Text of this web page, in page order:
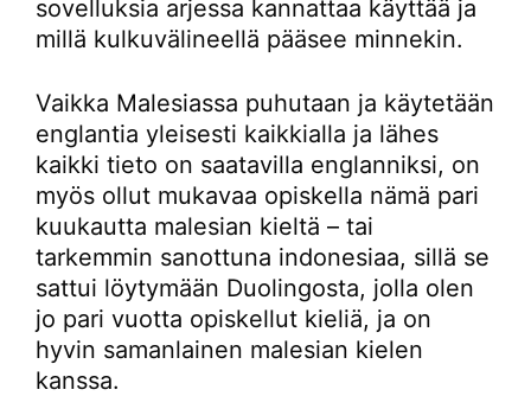
sovelluksia arjessa kannattaa käyttää ja
millä kulkuvälineellä pääsee minnekin.
Vaikka Malesiassa puhutaan ja käytetään
englantia yleisesti kaikkialla ja lähes
kaikki tieto on saatavilla englanniksi, on
myös ollut mukavaa opiskella nämä pari
kuukautta malesian kieltä – tai
tarkemmin sanottuna indonesiaa, sillä se
sattui löytymään Duolingosta, jolla olen
jo pari vuotta opiskellut kieliä, ja on
hyvin samanlainen malesian kielen
kanssa.